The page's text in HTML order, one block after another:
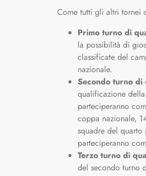
Come tutti gli altri tornei
Primo turno di
la possibilità di
classificate del
nazionale.
Secondo turno di
qualificazione
parteciperanno
coppa nazionale,
squadre del
parteciperanno
Terzo turno di
del secondo turno